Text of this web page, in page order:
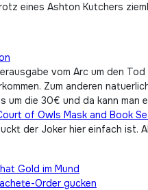
eines Ashton Kutchers
vom Arc um den
Zum anderen
die 30€ und da kann man
of Owls Mask and Book
der Joker hier einfach ist.
Gold im Mund
Order gucken